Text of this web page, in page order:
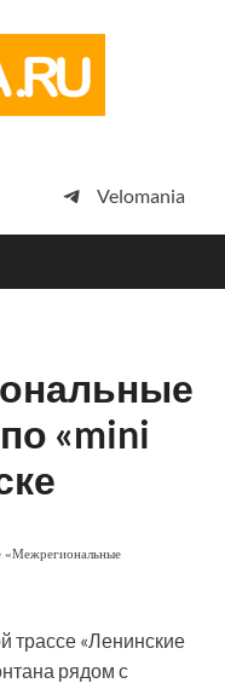
просто
Velomania
«mini
«Межрегиональные
трассе «Ленинские
рядом с